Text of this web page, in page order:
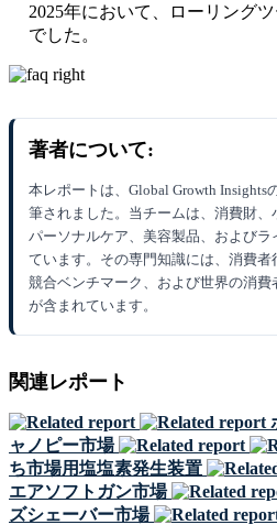
2025年において、ローリング
でした。
著者について:
本レポートは、Global Growth Insights
筆されました。当チームは、消費財、
パーソナルケア、美容製品、および
ています。その専門知識には、消費者
競合ベンチマーク、および世界の消費
が含まれています。
関連レポート
ャノピー市場
ち市場用塩塩素発生装置
エアソフトガン市場
ズシェーバー市場